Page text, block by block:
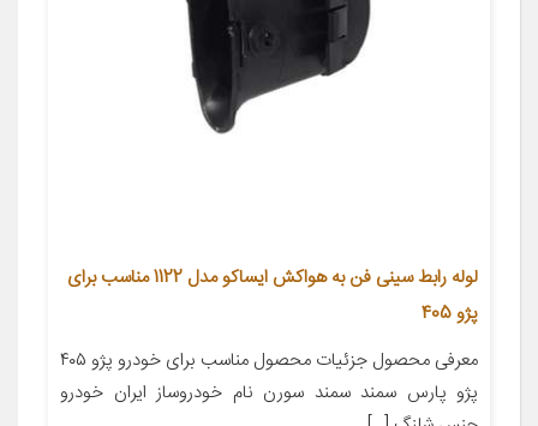
لوله رابط سینی فن به هواکش ایساکو مدل 1122 مناسب برای
پژو 405
معرفی محصول جزئیات محصول مناسب برای خودرو پژو ۴۰۵
پژو پارس سمند سمند سورن نام خودروساز ایران خودرو